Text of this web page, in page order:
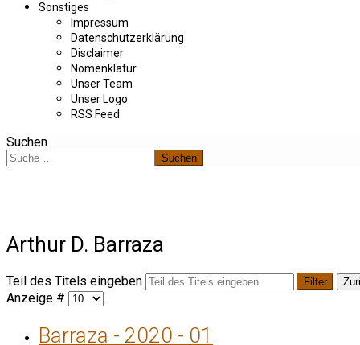
Sonstiges
Impressum
Datenschutzerklärung
Disclaimer
Nomenklatur
Unser Team
Unser Logo
RSS Feed
Suchen
Suchen
Arthur D. Barraza
Teil des Titels eingeben Filter
Anzeige #
Barraza - 2020 - 01